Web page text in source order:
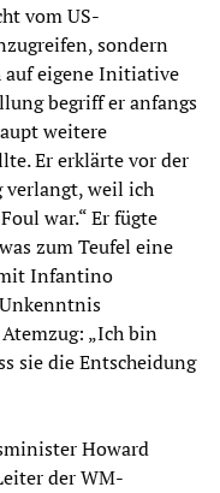
vom US-
sondern
eigene Initiative
begriff er anfangs
weitere
Er erklärte vor der
verlangt, weil ich
war.“ Er fügte
zum Teufel eine
Infantino
„Ich bin
sie die Entscheidung
Howard
der WM-